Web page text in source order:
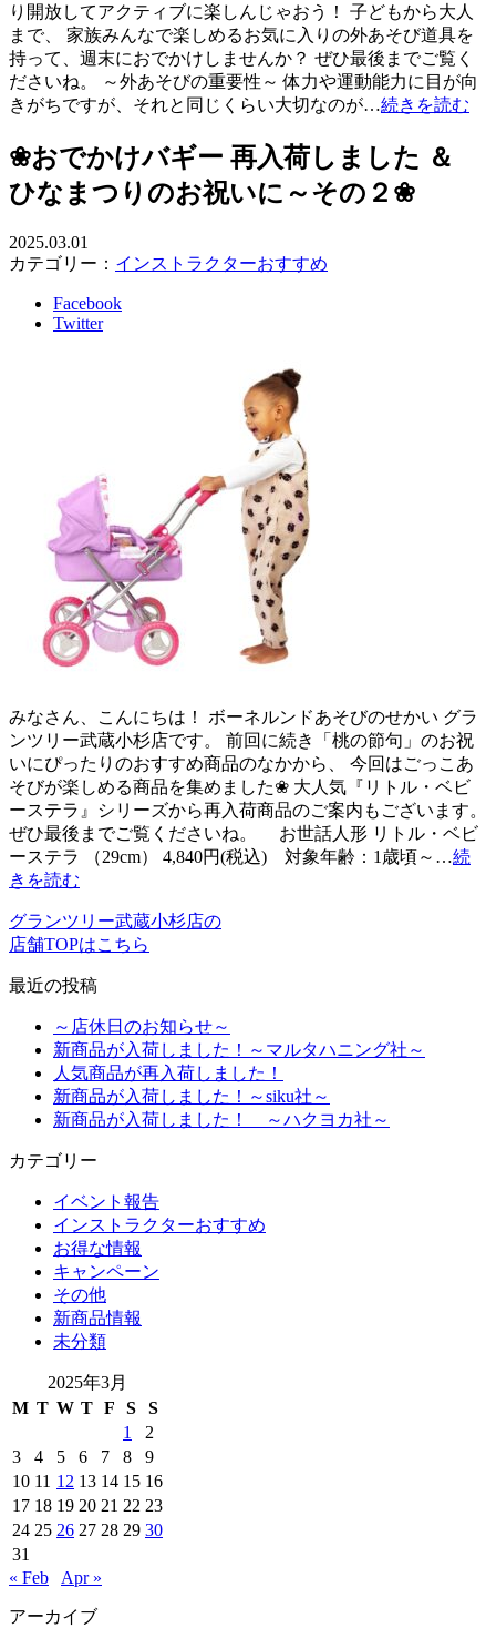
り開放してアクティブに楽しんじゃおう！ 子どもから大人
まで、 家族みんなで楽しめるお気に入りの外あそび道具を
持って、週末におでかけしませんか？ ぜひ最後までご覧く
ださいね。 ～外あそびの重要性～ 体力や運動能力に目が向
きがちですが、それと同じくらい大切なのが…続きを読む
❀おでかけバギー 再入荷しました ＆
ひなまつりのお祝いに～その２❀
2025.03.01
カテゴリー： インストラクターおすすめ
Facebook
Twitter
みなさん、こんにちは！ ボーネルンドあそびのせかい グラ
ンツリー武蔵小杉店です。 前回に続き「桃の節句」のお祝
いにぴったりのおすすめ商品のなかから、 今回はごっこあ
そびが楽しめる商品を集めました❀ 大人気『リトル・ベビ
ーステラ』シリーズから再入荷商品のご案内もございます。
ぜひ最後までご覧くださいね。 お世話人形 リトル・ベビ
ーステラ （29cm） 4,840円(税込) 対象年齢：1歳頃～…続
きを読む
グランツリー武蔵小杉店の
店舗TOPはこちら
最近の投稿
～店休日のお知らせ～
新商品が入荷しました！～マルタハニング社～
人気商品が再入荷しました！
新商品が入荷しました！～siku社～
新商品が入荷しました！ ～ハクヨカ社～
カテゴリー
イベント報告
インストラクターおすすめ
お得な情報
キャンペーン
その他
新商品情報
未分類
2025年3月
M T W T F S
S
1
2
3
4 5 6 7 8
9
10 11 12 13 14 15 16
17 18 19 20 21 22 23
24 25 26 27 28 29 30
31
« Feb
Apr »
アーカイブ